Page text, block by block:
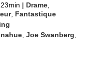
| Drame
, Fantastique
,Joe Swanberg